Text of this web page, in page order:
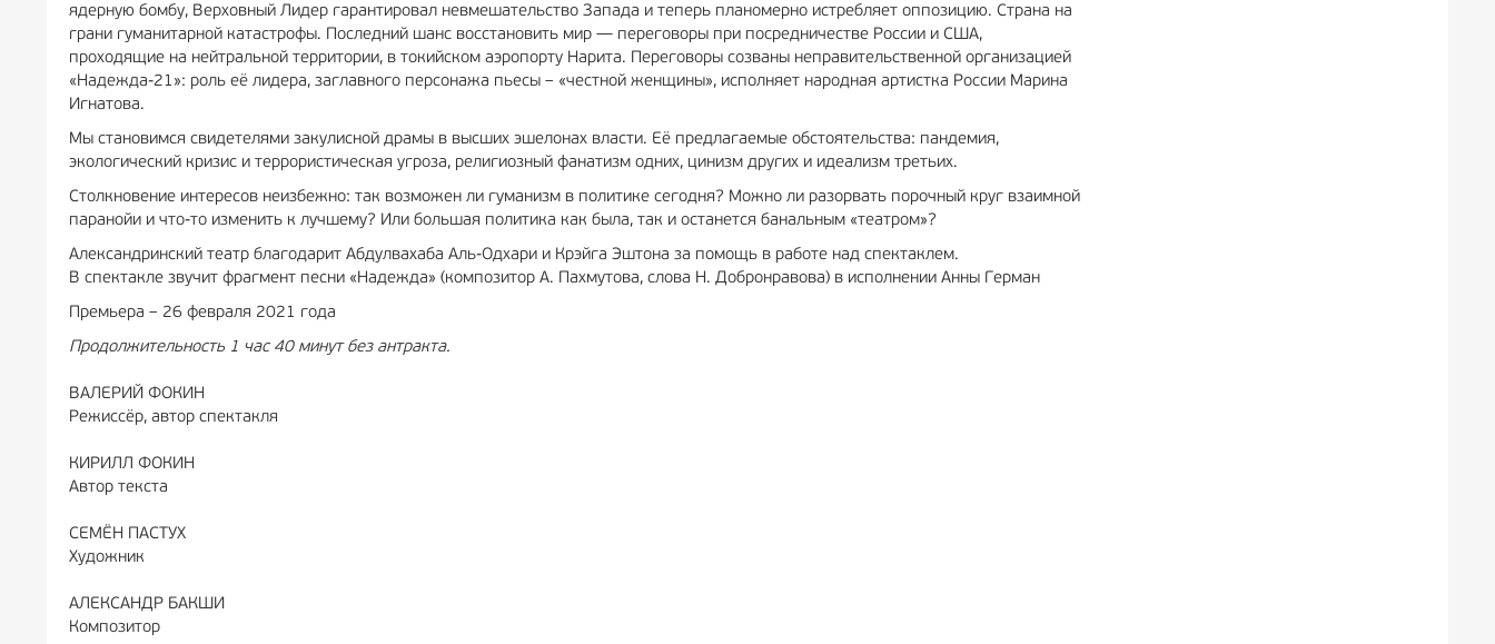
ядерную бомбу, Верховный Лидер гарантировал невмешательство Запада и теперь планомерно истребляет оппозицию. Страна на
грани гуманитарной катастрофы. Последний шанс восстановить мир — переговоры при посредничестве России и США,
проходящие на нейтральной территории, в токийском аэропорту Нарита. Переговоры созваны неправительственной организацией
«Надежда-21»: роль её лидера, заглавного персонажа пьесы – «честной женщины», исполняет народная артистка России Марина
Игнатова.
Мы становимся свидетелями закулисной драмы в высших эшелонах власти. Её предлагаемые обстоятельства: пандемия,
экологический кризис и террористическая угроза, религиозный фанатизм одних, цинизм других и идеализм третьих.
Столкновение интересов неизбежно: так возможен ли гуманизм в политике сегодня? Можно ли разорвать порочный круг взаимной
паранойи и что-то изменить к лучшему? Или большая политика как была, так и останется банальным «театром»?
Александринский театр благодарит Абдулвахаба Аль-Одхари и Крэйга Эштона за помощь в работе над спектаклем.
В спектакле звучит фрагмент песни «Надежда» (композитор А. Пахмутова, слова Н. Добронравова) в исполнении Анны Герман
Премьера – 26 февраля 2021 года
Продолжительность 1 час 40 минут без антракта.
ВАЛЕРИЙ ФОКИН
Режиссёр, автор спектакля
КИРИЛЛ ФОКИН
Автор текста
СЕМЁН ПАСТУХ
Художник
АЛЕКСАНДР БАКШИ
Композитор